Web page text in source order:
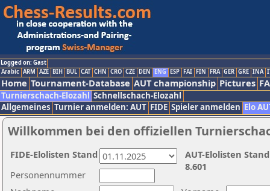
Logged on: Gast
Arabic ARM AZE BIH BUL CAT CHN CRO CZE DEN ENG ESP FAI FIN FRA GER GRE INA
Home Tournament-Database AUT championship Pictures
Turnierschach-Elozahl Schnellschach-Elozahl
Allgemeines Turnier anmelden: AUT FIDE Spieler anmelden Elo
Willkommen bei den offiziellen
Personennummer
AUT-Elolisten
8.601
FIDE-Elolisten Stand